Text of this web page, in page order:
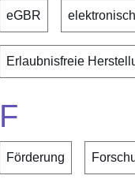
eGBR
Erlaubnisfreie
F
Förderung